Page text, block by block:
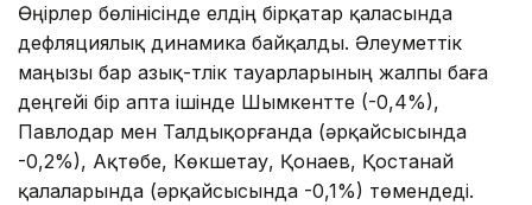
Өңірлер бөлінісінде елдің бірқатар қаласында
дефляциялық динамика байқалды. Әлеуметтік
маңызы бар азық-түлік тауарларының жалпы баға
деңгейі бір апта ішінде Шымкентте (-0,4%),
Павлодар мен Талдықорғанда (әрқайсысында
-0,2%), Ақтөбе, Көкшетау, Қонаев, Қостанай
қалаларында (әрқайсысында -0,1%) төмендеді.